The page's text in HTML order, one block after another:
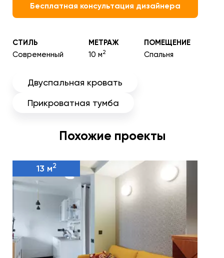
Бесплатная консультация дизайнера
СТИЛЬ
Современный
МЕТРАЖ
10 м2
ПОМЕЩЕНИЕ
Спальня
Двуспальная кровать
Прикроватная тумба
Похожие проекты
13 м2